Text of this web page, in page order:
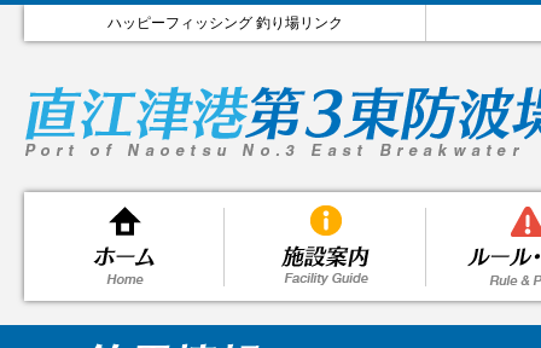
ハッピーフィッシング 釣り場リンク